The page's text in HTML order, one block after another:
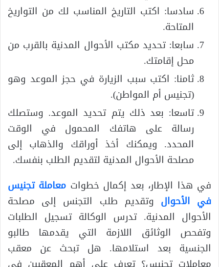
سادسا: اكتب التاريخ المناسب لك من التواريخ
المتاحة.
سابعا: تحديد مكتب الأحوال المدنية بالقرب من
محل إقامتك.
ثامنا: اكتب سبب الزيارة في حجز الموعد وهو
(تجنيس أم المواطن).
تاسعا: بعد ذلك يتم تحديد الموعد. وستصلك
رسالة على هاتفك المحمول في الوقت
المحدد. ويمكنك أخذ أوراقك والذهاب إلى
مصلحة الأحوال المدنية لتقديم الطلب بنفسك.
في هذا الإطار، بعد إكمال خطوات معاملة تجنيس
في الأحوال وتقديم طلب التجنس إلى مصلحة
الأحوال المدنية. تدرس الوكالة تسجيل الطلبات
وتفحص الوثائق اللازمة التي يقدمها طالبو
الجنسية بعد استلامها. هل تبحث عن معقب